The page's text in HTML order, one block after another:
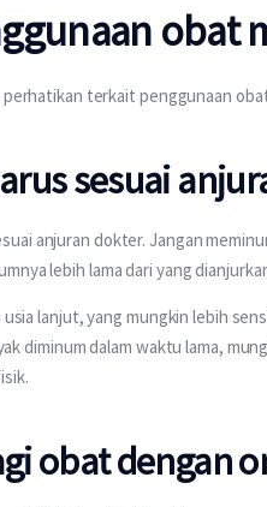
obat
terkait penggunaan
sesuai
anjuran dokter. Jangan
lebih lama dari yang
lanjut, yang mungkin lebih
diminum dalam waktu lama,
obat dengan